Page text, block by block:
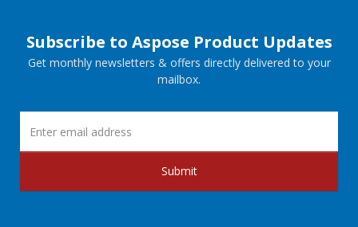
Subscribe to Aspose Product Updates
Get monthly newsletters & offers directly delivered to your
mailbox.
Submit